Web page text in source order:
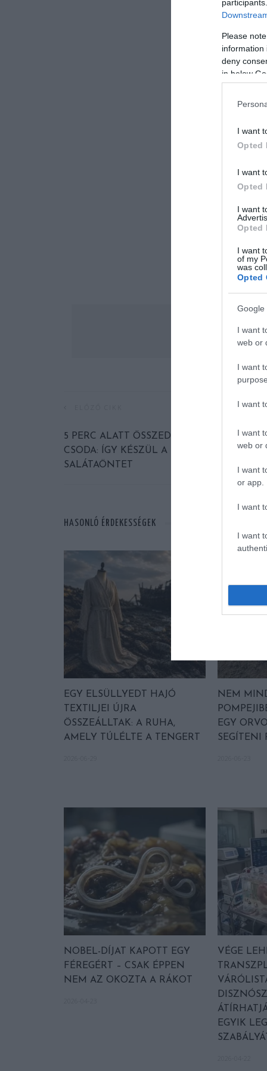
Please
information
deny
in below
I want
Opted
I want
Opted
I want
Opted
I want
of my
was
Opted
Google
I want
web or
I want
I want
I want
web or
I want
or app.
I want
I want
5 PERC ALATT ÖSSZEDOBHATÓ TAVASZI
CSODA: ÍGY KÉSZÜL A BODZÁS
SALÁTAÖNTET
HASONLÓ ÉRDEKESSÉGEK
EGY ELSÜLLYEDT HAJÓ
TEXTILJEI ÚJRA
ÖSSZEÁLLTAK: A RUHA,
AMELY TÚLÉLTE A TENGERT
NEM
EGY
SEGÍTENI
NOBEL-DÍJAT KAPOTT EGY
FÉREGÉRT – CSAK ÉPPEN
NEM AZ OKOZTA A RÁKOT
VÉGE
EGYIK
SZABÁLYÁT